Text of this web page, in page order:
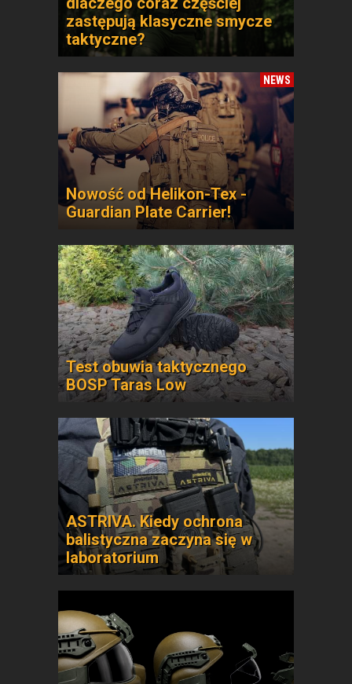
zastępują klasyczne smycze
taktyczne?
NEWS
Nowość od Helikon-Tex -
Guardian Plate Carrier!
Test obuwia taktycznego
BOSP Taras Low
ASTRIVA. Kiedy ochrona
balistyczna zaczyna się w
laboratorium